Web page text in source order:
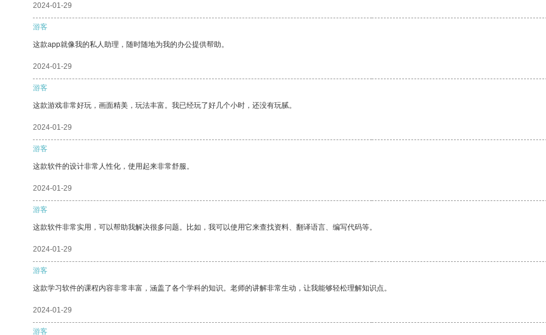
2024-01-29
游客
这款app就像我的私人助理，随时随地为我的办公提供帮助。
2024-01-29
游客
这款游戏非常好玩，画面精美，玩法丰富。我已经玩了好几个小时，还没有玩腻。
2024-01-29
游客
这款软件的设计非常人性化，使用起来非常舒服。
2024-01-29
游客
这款软件非常实用，可以帮助我解决很多问题。比如，我可以使用它来查找资料、翻译语言、编写代码等。
2024-01-29
游客
这款学习软件的课程内容非常丰富，涵盖了各个学科的知识。老师的讲解非常生动，让我能够轻松理解知识点。
2024-01-29
游客